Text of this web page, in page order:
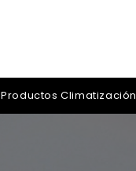
Productos Climatización